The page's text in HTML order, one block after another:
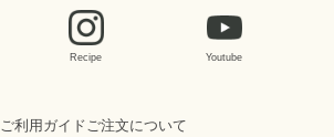
Recipe Youtube
ご利用ガイドご注文について